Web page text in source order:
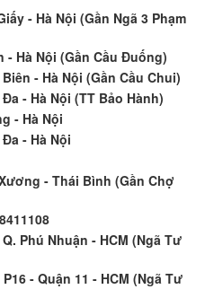
- Hà Nội (Gần Ngã 3 Phạm
- Hà Nội (Gần Cầu Đuống)
- Hà Nội (Gần Cầu Chui)
- Hà Nội (TT Bảo Hành)
- Hà Nội
- Hà Nội
- Thái Bình (Gần Chợ
Phú Nhuận - HCM (Ngã Tư
- Quận 11 - HCM (Ngã Tư